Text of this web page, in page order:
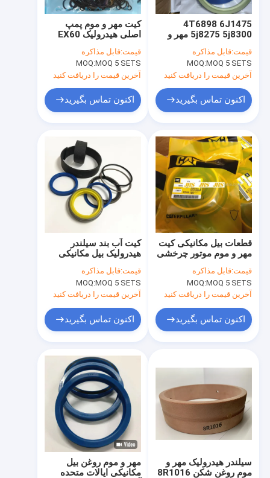
خانه
محصولات
دربارهی ما
کارخانه تور
کنترل کیفیت
تماس با ما
همه موارد
کیت آب بندی سیلندر هیدرولیک
کیت مهر و موم پمپ هیدرولیک
کیت مهر و موم موتور هیدرولیک
کیت مهر و موم پمپ
اصلی هیدرولیک EX60
مقاوم در برابر سایش
قیمت:قابل مذاکره
MOQ:MOQ 5 SETS
آخرین قیمت را دریافت کنید
اکنون تماس بگیرید
4T6898 6J1475
5j8275 5j8300 مهر و
قیمت:قابل مذاکره
MOQ:MOQ 5 SETS
آخرین قیمت را دریافت کنید
اکنون تماس بگیرید
کیت آب بند سیلندر
هیدرولیک بیل مکانیکی
بالابر Tlft فرمان
قیمت:قابل مذاکره
MOQ:MOQ 5 SETS
آخرین قیمت را دریافت کنید
اکنون تماس بگیرید
قطعات بیل مکانیکی کیت
مهر و موم موتور چرخشی
قیمت:قابل مذاکره
MOQ:MOQ 5 SETS
آخرین قیمت را دریافت کنید
اکنون تماس بگیرید
مهر و موم روغن بیل
مکانیکی ایالات متحده
سیلندر هیدرولیک مهر و
موم روغن شکن 8R1016